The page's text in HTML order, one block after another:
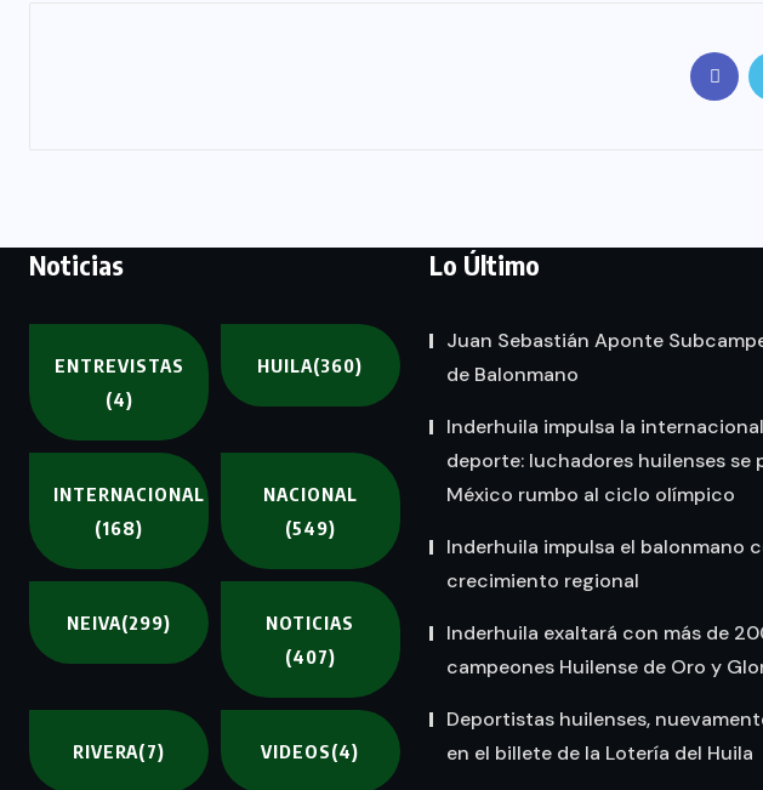
Noticias
ENTREVISTAS
(4)
HUILA(360)
INTERNACIONAL
(168)
NACIONAL
(549)
NEIVA(299)
NOTICIAS
(407)
RIVERA(7) VIDEOS(4)
Lo Último
Juan Sebastián Aponte
de Balonmano
Inderhuila impulsa la
deporte: luchadores huilenses se
México rumbo al ciclo olímpico
Inderhuila impulsa el balonmano
crecimiento regional
Inderhuila exaltará con más de
campeones Huilense de Oro y
Deportistas huilenses,
en el billete de la Lotería del Huila